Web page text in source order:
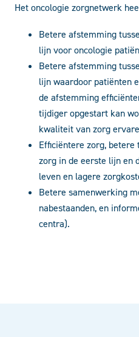
Het oncologie zorgnetwerk
Betere afstemming
lijn voor oncologie
Betere afstemming
lijn waardoor patiënten
de afstemming
tijdiger opgestart kan
kwaliteit van zorg
Efficiëntere zorg, betere
zorg in de eerste lijn en
leven en lagere
Betere samenwerking
nabestaanden, en
centra).